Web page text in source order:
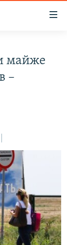
майже
–